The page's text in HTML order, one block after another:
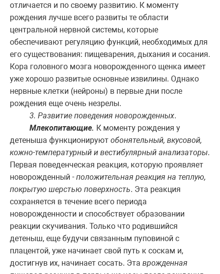
отличается и по своему развитию. К моменту
рождения лучше всего развиты те области
центральной нервной системы, которые
обеспечивают регуляцию функций, необходимых для
его существования: пищеварения, дыхания и сосания.
Кора головного мозга новорожденного щенка имеет
уже хорошо развитые основные извилины. Однако
нервные клетки (нейроны) в первые дни после
рождения еще очень незрелы.
3. Развитие поведения новорожденных.
Млекопитающие. К моменту рождения у
детеныша функционируют обонятельный, вкусовой,
кожно-температурный и вестибулярный анализаторы.
Первая поведенческая реакция, которую проявляет
новорожденный - положительная реакция на теплую,
покрытую шерстью поверхность. Эта реакция
сохраняется в течение всего периода
новорожденности и способствует образовании
реакции скучивания. Только что родившийся
детеныш, еще будучи связанным пуповиной с
плацентой, уже начинает свой путь к соскам и,
достигнув их, начинает сосать. Эта врожденная